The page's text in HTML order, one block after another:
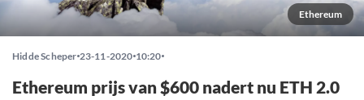
Ethereum
Hidde Scheper 23-11-2020 10:20
Ethereum prijs van $600 nadert nu ETH 2.0